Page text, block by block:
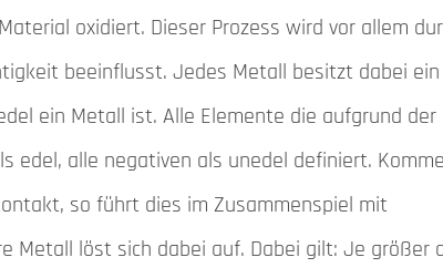
oxidiert. Dieser Prozess wird vor allem
beeinflusst. Jedes Metall besitzt dabei ein
ein Metall ist. Alle Elemente die aufgrund der
edel, alle negativen als unedel definiert.
so führt dies im Zusammenspiel mit
Metall löst sich dabei auf. Dabei gilt: Je größer